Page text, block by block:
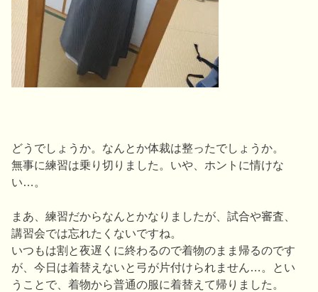
どうでしょうか。なんとか体裁は整ったでしょうか。
無事に練習は乗り切りました。いや、ホントに情けな
い…。
まあ、練習だからなんとかなりましたが、試合や審査、
講習会では忘れたくないですね。
いつもは割と夜遅くに終わるので着物のまま帰るのです
が、今日は着替えないと弓が片付けられません…。とい
うことで、着物から普通の服に着替えて帰りました。